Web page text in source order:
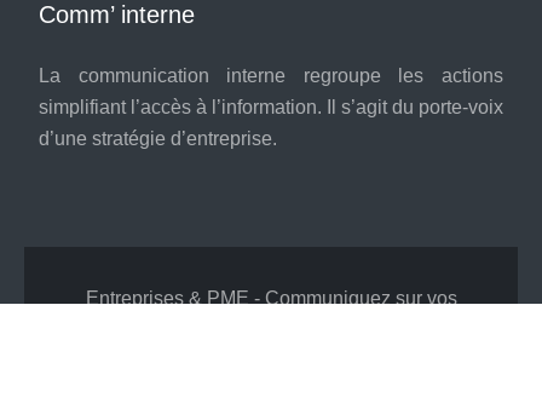
Comm’ interne
La communication interne regroupe les actions
simplifiant l’accès à l’information. Il s’agit du porte-voix
d’une stratégie d’entreprise.
Entreprises & PME - Communiquez sur vos